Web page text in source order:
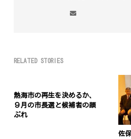
RELATED STORIES
熱海市の再生を決めるか、
９月の市長選と候補者の顔
ぶれ
佐